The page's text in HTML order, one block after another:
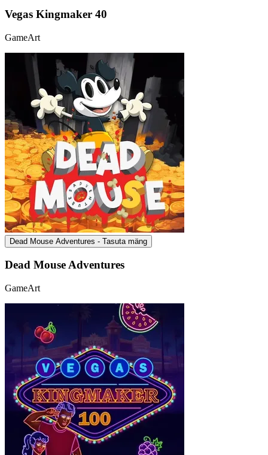
Vegas Kingmaker 40
GameArt
Dead Mouse Adventures - Tasuta mäng
Dead Mouse Adventures
GameArt